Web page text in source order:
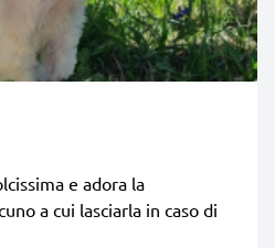
e adora la
a cui lasciarla in caso di